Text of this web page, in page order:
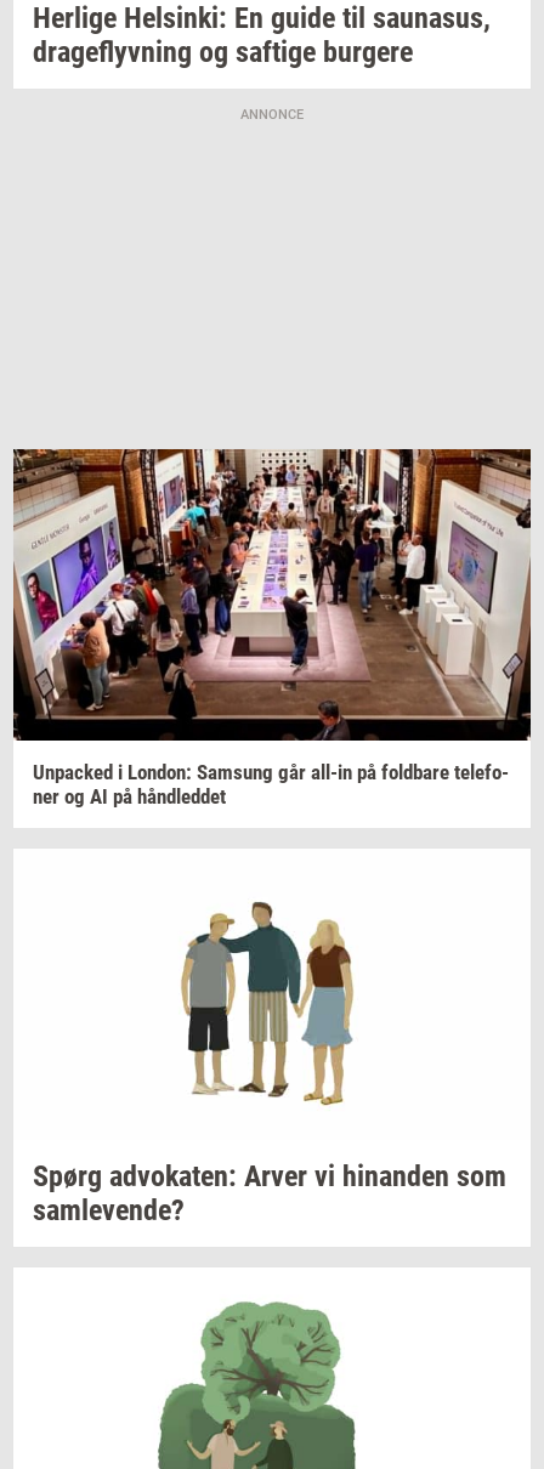
Her­li­ge Hels­inki: En guide til sau­nasus,
drage­flyv­ning og saf­ti­ge bur­ge­re
ANNONCE
Un­pa­ck­ed i Lon­don: Sams­ung går all-​in på fold­ba­re te­le­fo­
ner og AI på hånd­led­det
Spørg ad­vo­ka­ten: Arver vi hin­an­den som
sam­le­ven­de?